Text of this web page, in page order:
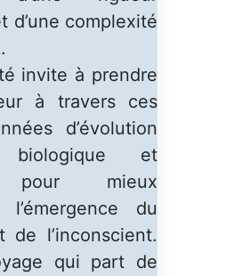
d’une complexité
invite à prendre
à travers ces
d’évolution
biologique et
pour mieux
l’émergence du
de l’inconscient.
qui part de